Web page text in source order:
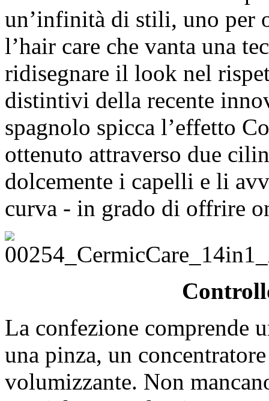
un’infinità di stili, uno per
l’hair care che vanta una
ridisegnare il look nel
distintivi della recente
spagnolo spicca l’effetto
ottenuto attraverso due
dolcemente i capelli e li
curva - in grado di offrire
La confezione comprende
una pinza, un
volumizzante. Non